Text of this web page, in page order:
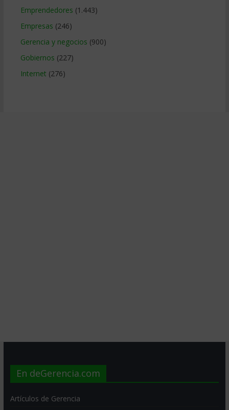
Emprendedores (1.443)
Empresas (246)
Gerencia y negocios (900)
Gobiernos (227)
Internet (276)
En deGerencia.com
Artículos de Gerencia